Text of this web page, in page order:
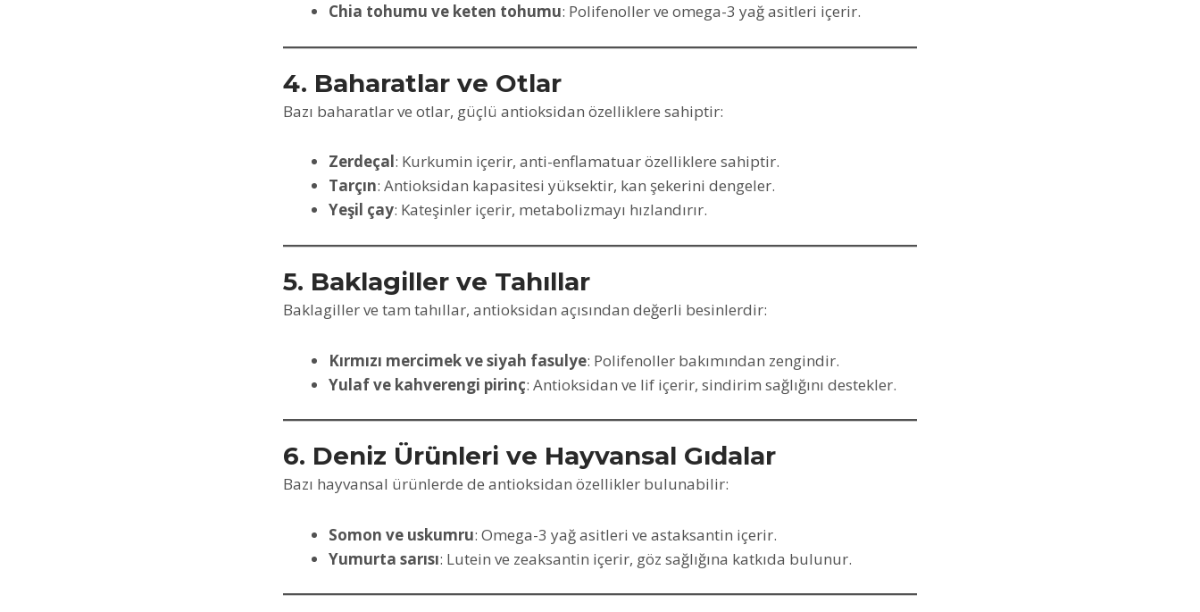
Chia tohumu ve keten tohumu: Polifenoller ve omega-3 yağ asitleri içerir.
4. Baharatlar ve Otlar
Bazı baharatlar ve otlar, güçlü antioksidan özelliklere sahiptir:
Zerdeçal: Kurkumin içerir, anti-enflamatuar özelliklere sahiptir.
Tarçın: Antioksidan kapasitesi yüksektir, kan şekerini dengeler.
Yeşil çay: Kateşinler içerir, metabolizmayı hızlandırır.
5. Baklagiller ve Tahıllar
Baklagiller ve tam tahıllar, antioksidan açısından değerli besinlerdir:
Kırmızı mercimek ve siyah fasulye: Polifenoller bakımından zengindir.
Yulaf ve kahverengi pirinç: Antioksidan ve lif içerir, sindirim sağlığını destekler.
6. Deniz Ürünleri ve Hayvansal Gıdalar
Bazı hayvansal ürünlerde de antioksidan özellikler bulunabilir:
Somon ve uskumru: Omega-3 yağ asitleri ve astaksantin içerir.
Yumurta sarısı: Lutein ve zeaksantin içerir, göz sağlığına katkıda bulunur.